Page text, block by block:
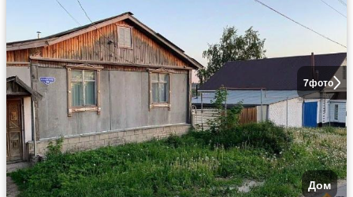
7фото
Дом